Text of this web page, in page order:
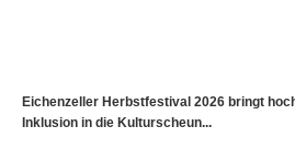
Eichenzeller Herbstfestival 2026 bringt
Inklusion in die Kulturscheun...